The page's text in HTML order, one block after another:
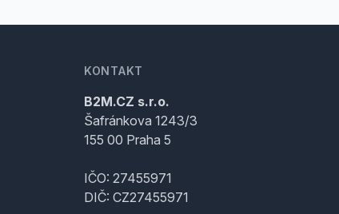
KONTAKT
B2M.CZ s.r.o.
Šafránkova 1243/3
155 00 Praha 5
IČO: 27455971
DIČ: CZ27455971